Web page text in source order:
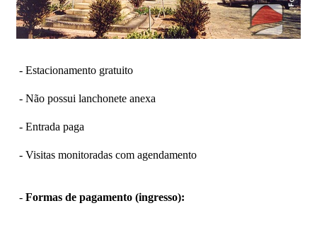
- Estacionamento gratuito
- Não possui lanchonete anexa
- Entrada paga
- Visitas monitoradas com agendamento
- Formas de pagamento (ingresso):